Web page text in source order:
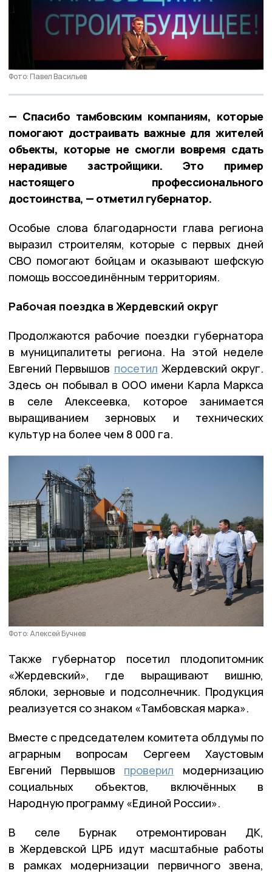
Фото: Павел Васильев
— Спасибо тамбовским компаниям, которые
помогают достраивать важные для жителей
объекты, которые не смогли вовремя сдать
нерадивые застройщики. Это пример
настоящего профессионального
достоинства, — отметил губернатор.
Особые слова благодарности глава региона
выразил строителям, которые с первых дней
СВО помогают бойцам и оказывают шефскую
помощь воссоединённым территориям.
Рабочая поездка в Жердевский округ
Продолжаются рабочие поездки губернатора
в муниципалитеты региона. На этой неделе
Евгений Первышов посетил Жердевский округ.
Здесь он побывал в ООО имени Карла Маркса
в селе Алексеевка, которое занимается
выращиванием зерновых и технических
культур на более чем 8 000 га.
Фото: Алексей Бучнев
Также губернатор посетил плодопитомник
«Жердевский», где выращивают вишню,
яблоки, зерновые и подсолнечник. Продукция
реализуется со знаком «Тамбовская марка».
Вместе с председателем комитета облдумы по
аграрным вопросам Сергеем Хаустовым
Евгений Первышов проверил модернизацию
социальных объектов, включённых в
Народную программу «Единой России».
В селе Бурнак отремонтирован ДК,
в Жердевской ЦРБ идут масштабные работы
в рамках модернизации первичного звена,